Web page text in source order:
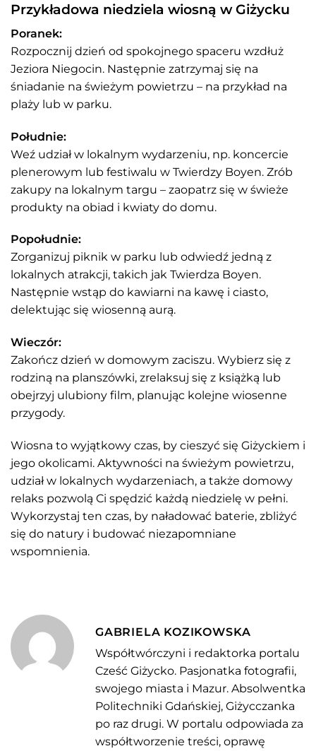
Przykładowa niedziela wiosną w Giżycku
Poranek:
Rozpocznij dzień od spokojnego spaceru wzdłuż
Jeziora Niegocin. Następnie zatrzymaj się na
śniadanie na świeżym powietrzu – na przykład na
plaży lub w parku.
Południe:
Weź udział w lokalnym wydarzeniu, np. koncercie
plenerowym lub festiwalu w Twierdzy Boyen. Zrób
zakupy na lokalnym targu – zaopatrz się w świeże
produkty na obiad i kwiaty do domu.
Popołudnie:
Zorganizuj piknik w parku lub odwiedź jedną z
lokalnych atrakcji, takich jak Twierdza Boyen.
Następnie wstąp do kawiarni na kawę i ciasto,
delektując się wiosenną aurą.
Wieczór:
Zakończ dzień w domowym zaciszu. Wybierz się z
rodziną na planszówki, zrelaksuj się z książką lub
obejrzyj ulubiony film, planując kolejne wiosenne
przygody.
Wiosna to wyjątkowy czas, by cieszyć się Giżyckiem i
jego okolicami. Aktywności na świeżym powietrzu,
udział w lokalnych wydarzeniach, a także domowy
relaks pozwolą Ci spędzić każdą niedzielę w pełni.
Wykorzystaj ten czas, by naładować baterie, zbliżyć
się do natury i budować niezapomniane
wspomnienia.
GABRIELA KOZIKOWSKA
Współtwórczyni i redaktorka portalu
Cześć Giżycko. Pasjonatka fotografii,
swojego miasta i Mazur. Absolwentka
Politechniki Gdańskiej, Giżycczanka
po raz drugi. W portalu odpowiada za
współtworzenie treści, oprawę